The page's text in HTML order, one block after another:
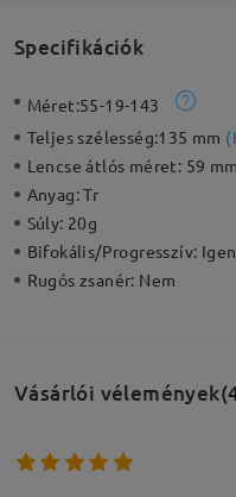
Specifikációk
Méret:55-19-143
Teljes szélesség:135 mm (
Lencse átlós méret: 59 mm
Anyag:Tr
Súly: 20g
Bifokális/Progresszív: Igen
Rugós zsanér: Nem
Vásárlói